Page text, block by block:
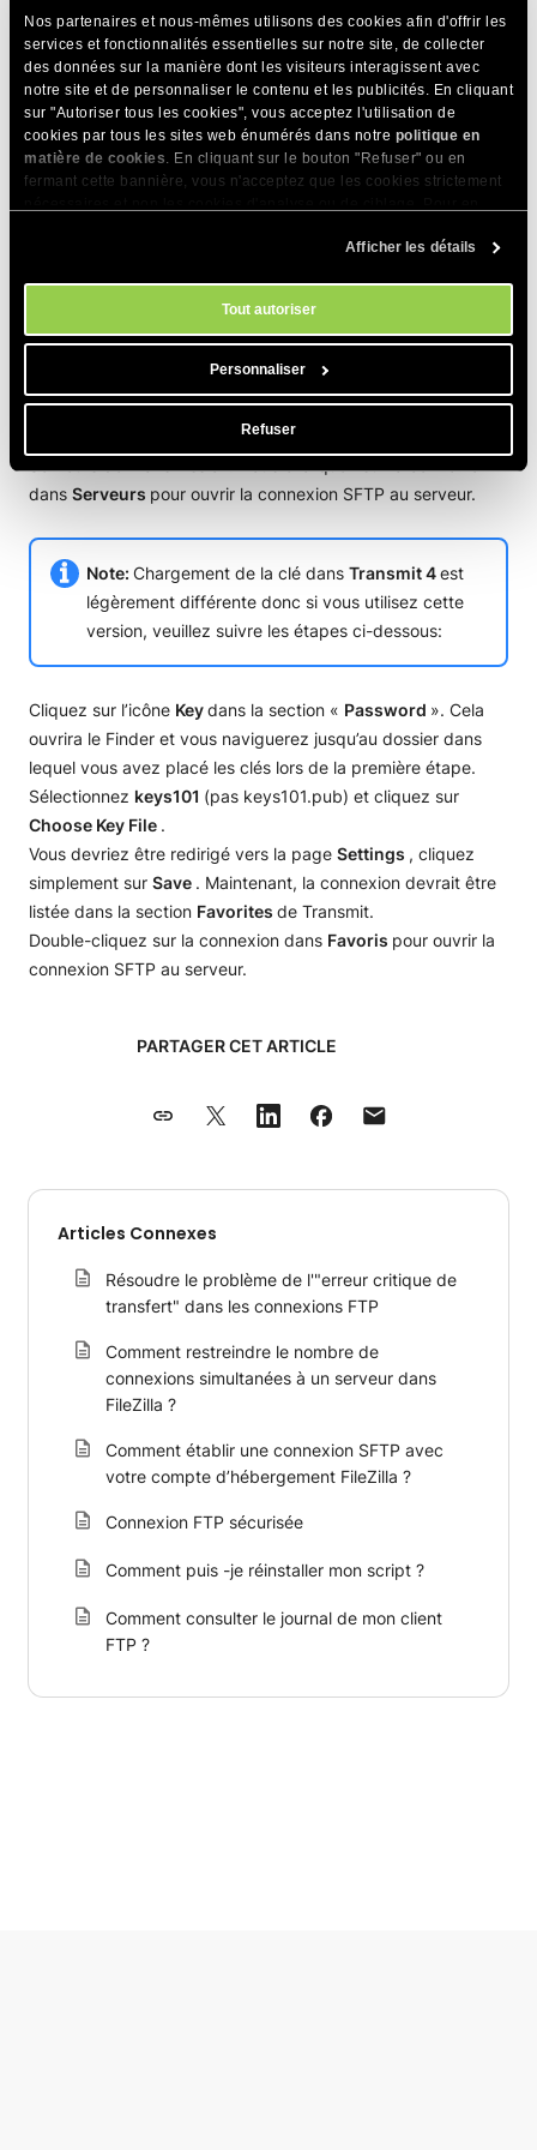
Nos partenaires et nous-mêmes utilisons des cookies afin d'offrir les
services et fonctionnalités essentielles sur notre site, de collecter
des données sur la manière dont les visiteurs interagissent avec
notre site et de personnaliser le contenu et les publicités. En cliquant
sur "Autoriser tous les cookies", vous acceptez l'utilisation de
cookies par tous les sites web énumérés dans notre politique en
matière de cookies. En cliquant sur le bouton "Refuser" ou en
fermant cette bannière, vous n'acceptez que les cookies strictement
. Vous pouvez gérer vos préférences
Afficher les détails
Tout autoriser
Personnaliser
Refuser
clés SSH, allez dans le menukebab >Identifiants SSH, «
Port »is18765, et «Remote Path »ispublic_html.
Cliquez sur l’icôneKeydans la section «Password ». Une
fenêtre contextuelle s’ouvre avec les clés disponibles.
Cliquez sur « Edit
», qui ouvrira les paramètres des clés.
Cliquez ensuite sur le signe «+», puis utilisez l’option «
Importer les clés». Cela ouvrira le Finder et vous
naviguerez jusqu’au dossier dans lequel vous avez placé les
keys101.pub).
Ensuite, fermez la fenêtre de configuration de «
cliquez à nouveau sur l’icôneKeysousServer settings.
Sélectionnez la clé précédemment importée et cliquez sur «
Ajouter aux serveurs».
La connexion devrait maintenant être listée dans la section
dans Serveurs pour ouvrir la connexion SFTP au serveur.
Note: Chargement de la clé dans Transmit 4est
légèrement différente donc si vous utilisez cette
version, veuillez suivre les étapes ci-dessous:
Cliquez sur l’icône Keydans la section « Password ». Cela
ouvrira le Finder et vous naviguerez jusqu’au dossier dans
lequel vous avez placé les clés lors de la première étape.
Sélectionnez keys101 (pas keys101.pub) et cliquez sur
Choose Key File .
Vous devriez être redirigé vers la page Settings , cliquez
simplement sur Save . Maintenant, la connexion devrait être
listée dans la section Favorites de Transmit.
Double-cliquez sur la connexion dans Favoris pour ouvrir la
connexion SFTP au serveur.
PARTAGER CET ARTICLE
Articles Connexes
Résoudre le problème de l'"erreur critique de
transfert" dans les connexions FTP
Comment restreindre le nombre de
connexions simultanées à un serveur dans
FileZilla ?
Comment établir une connexion SFTP avec
votre compte d’hébergement FileZilla ?
Connexion FTP sécurisée
Comment puis -je réinstaller mon script ?
Comment consulter le journal de mon client
FTP ?